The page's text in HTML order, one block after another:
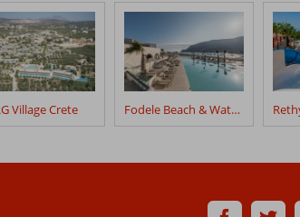
Village Crete Fodele Beach & Water Park Holiday Resort